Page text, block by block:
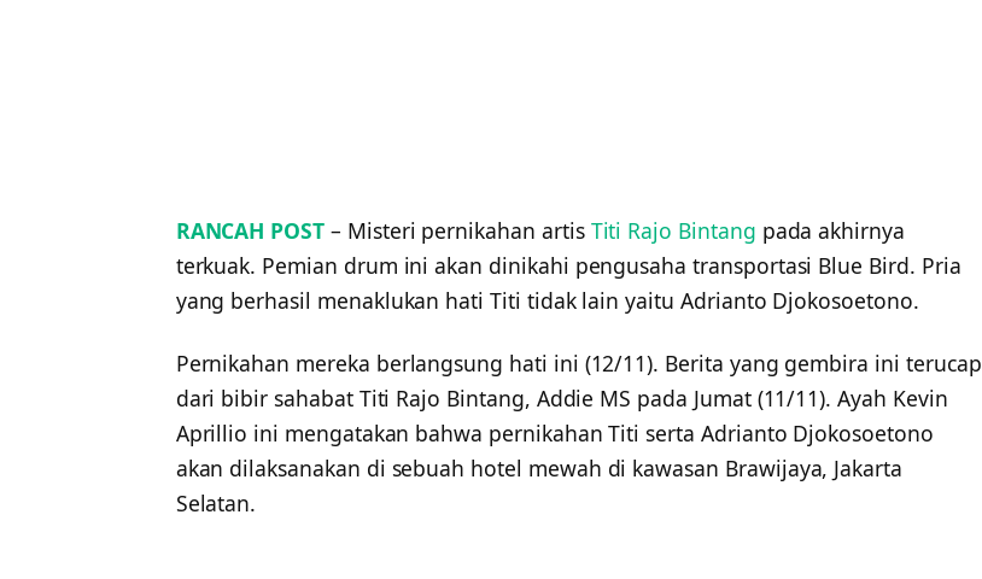
RANCAH POST – Misteri pernikahan artis Titi Rajo Bintang pada akhirnya
terkuak. Pemian drum ini akan dinikahi pengusaha transportasi Blue Bird. Pria
yang berhasil menaklukan hati Titi tidak lain yaitu Adrianto Djokosoetono.
Pernikahan mereka berlangsung hati ini (12/11). Berita yang gembira ini terucap
dari bibir sahabat Titi Rajo Bintang, Addie MS pada Jumat (11/11). Ayah Kevin
Aprillio ini mengatakan bahwa pernikahan Titi serta Adrianto Djokosoetono
akan dilaksanakan di sebuah hotel mewah di kawasan Brawijaya, Jakarta
Selatan.